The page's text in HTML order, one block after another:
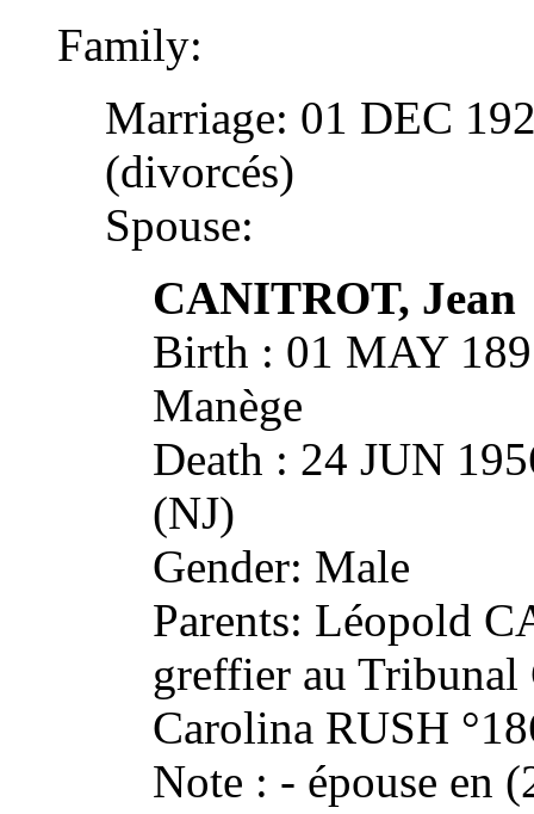
Family:
Marriage: 01 DEC
(divorcés)
Spouse:
CANITROT, Jean
Birth : 01 MAY
Manège
Death : 24 JUN
(NJ)
Gender: Male
Parents: Léopold
greffier au
Carolina RUSH
Note : - épouse en